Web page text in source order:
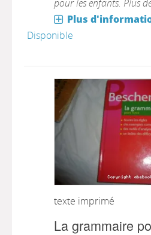
pour les enfants. Plus
Plus
Disponible
texte imprimé
La grammaire